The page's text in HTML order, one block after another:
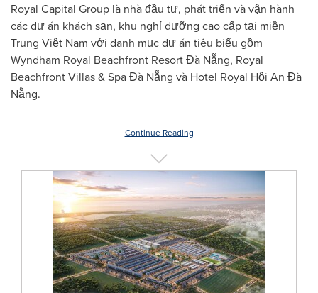
Royal Capital Group là nhà đầu tư, phát triển và vận hành
các dự án khách sạn, khu nghỉ dưỡng cao cấp tại miền
Trung Việt Nam với danh mục dự án tiêu biểu gồm
Wyndham Royal Beachfront Resort Đà Nẵng, Royal
Beachfront Villas & Spa Đà Nẵng và Hotel Royal Hội An Đà
Nẵng.
Continue Reading